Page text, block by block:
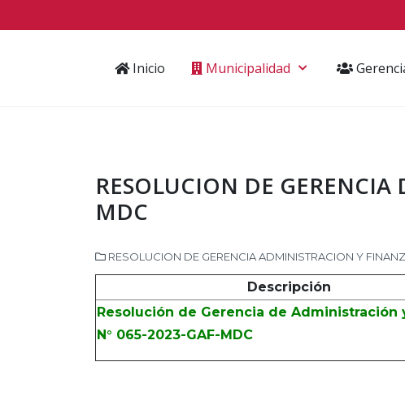
Inicio Municipalidad
RESOLUCION DE
MDC
RESOLUCION DE GERENCIA ADMINISTRACION Y
Descripción
Resolución de Gerencia de Administración
N° 065-2023-GAF-MDC